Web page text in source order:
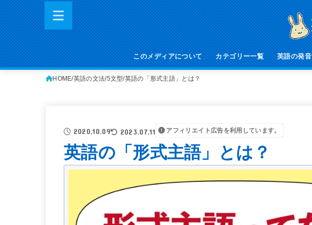
このメディアについて カテゴリー一覧 英語の発音
HOME 英語の文法 5文型 英語の「形式主語」とは？
2020.10.09 2023.07.11 アフィリエイト広告を利用しています。
英語の「形式主語」とは？